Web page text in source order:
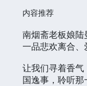
内容推荐
南烟斋老板娘
一品悲欢离合、
让我们寻着香
国逸事，聆听那